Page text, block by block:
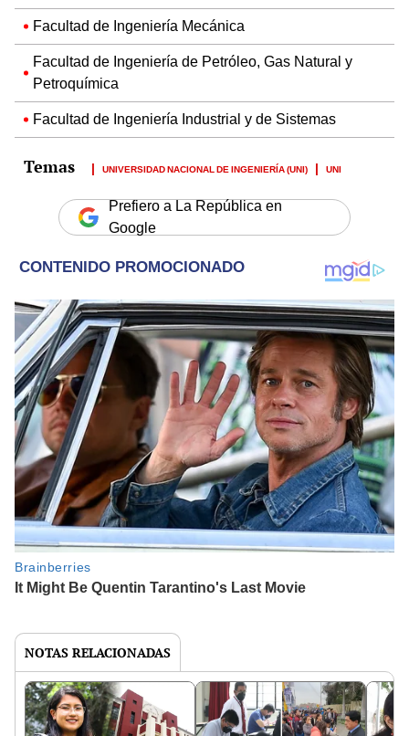
Facultad de Ingeniería Mecánica
Facultad de Ingeniería de Petróleo, Gas Natural y
Petroquímica
Facultad de Ingeniería Industrial y de Sistemas
UNIVERSIDAD NACIONAL DE INGENIERÍA (UNI) UNI
Prefiero a La República en
Google
NOTAS RELACIONADAS